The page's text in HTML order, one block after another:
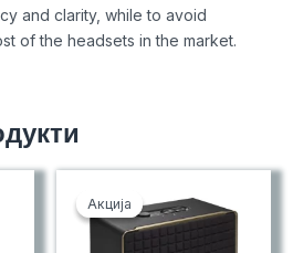
and clarity, while to avoid
of the headsets in the market.
Акција
Акција